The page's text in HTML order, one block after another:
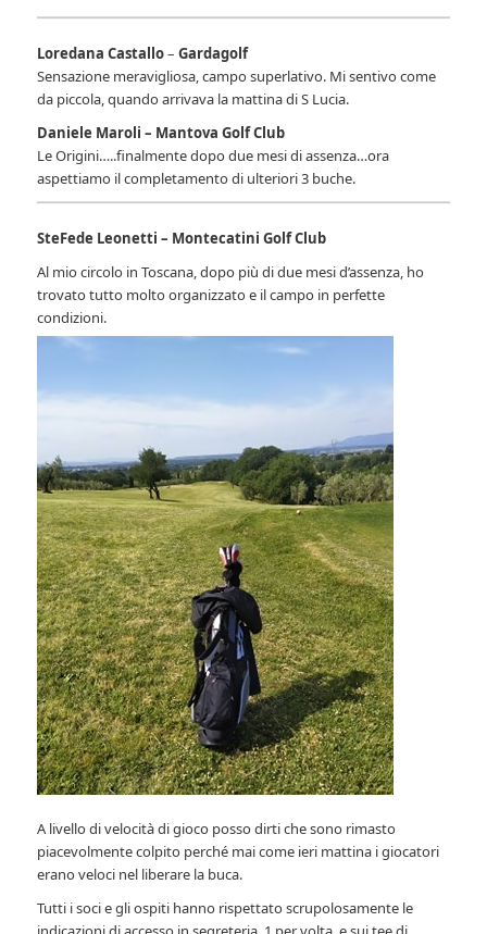
Loredana Castallo–Gardagolf
Sensazione meravigliosa, campo superlativo. Mi sentivo come
da piccola, quando arrivava la mattina di S Lucia.
Daniele Maroli – Mantova Golf Club
Le Origini…..finalmente dopo due mesi di assenza…ora
aspettiamo il completamento di ulteriori 3 buche.
SteFede Leonetti – Montecatini Golf Club
Al mio circolo in Toscana, dopo più di due mesi d’assenza, ho
trovato tutto molto organizzato e il campo in perfette
condizioni.
A livello di velocità di gioco posso dirti che sono rimasto
piacevolmente colpito perché mai come ieri mattina i giocatori
erano veloci nel liberare la buca.
Tutti i soci e gli ospiti hanno rispettato scrupolosamente le